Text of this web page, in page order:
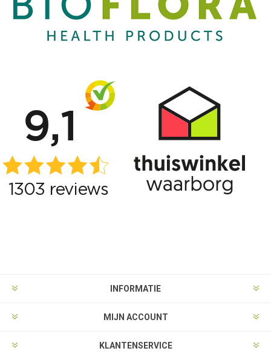
INFORMATIE
MIJN ACCOUNT
KLANTENSERVICE